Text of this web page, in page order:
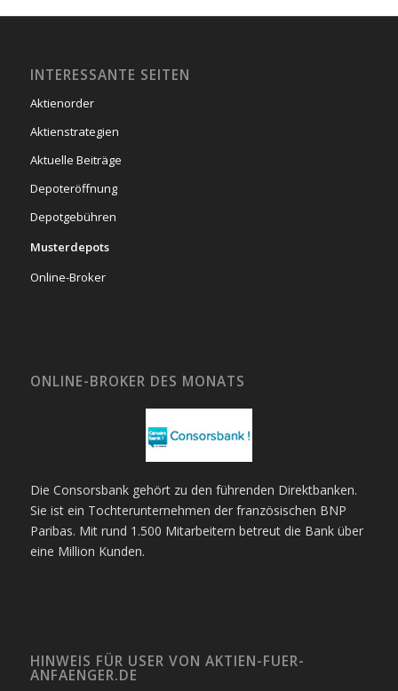
INTERESSANTE SEITEN
Aktienorder
Aktienstrategien
Aktuelle Beiträge
Depoteröffnung
Depotgebühren
Musterdepots
Online-Broker
ONLINE-BROKER DES MONATS
Die Consorsbank gehört zu den führenden Direktbanken.
Sie ist ein Tochterunternehmen der französischen BNP
Paribas. Mit rund 1.500 Mitarbeitern betreut die Bank über
eine Million Kunden.
HINWEIS FÜR USER VON AKTIEN-FUER-
ANFAENGER.DE